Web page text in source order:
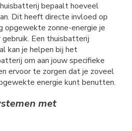
bepaalt hoeveel
Dit heeft directe invloed op
opgewekte zonne-energie je
Een thuisbatterij
kan je helpen bij het
om aan jouw specifieke
ervoor te zorgen dat je zoveel
energie kunt benutten.
met